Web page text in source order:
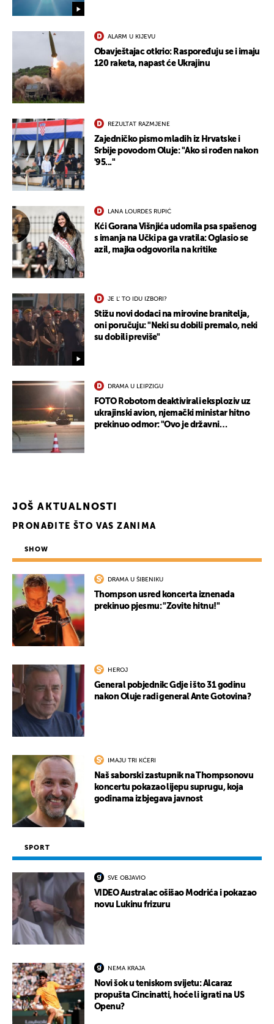
ALARM U KIJEVU
Obavještajac otkrio: Raspoređuju se i imaju
120 raketa, napast će Ukrajinu
REZULTAT RAZMJENE
Zajedničko pismo mladih iz Hrvatske i
Srbije povodom Oluje: "Ako si rođen nakon
'95..."
LANA LOURDES RUPIĆ
Kći Gorana Višnjića udomila psa spašenog
s imanja na Učki pa ga vratila: Oglasio se
azil, majka odgovorila na kritike
JE L' TO IDU IZBORI?
Stižu novi dodaci na mirovine branitelja,
oni poručuju: "Neki su dobili premalo, neki
su dobili previše"
DRAMA U LEIPZIGU
FOTO Robotom deaktivirali eksploziv uz
ukrajinski avion, njemački ministar hitno
prekinuo odmor: "Ovo je državni
JOŠ AKTUALNOSTI
PRONAĐITE ŠTO VAS ZANIMA
SHOW
DRAMA U ŠIBENIKU
Thompson usred koncerta iznenada
prekinuo pjesmu: "Zovite hitnu!"
HEROJ
General pobjednik: Gdje i što 31 godinu
nakon Oluje radi general Ante Gotovina?
IMAJU TRI KĆERI
Naš saborski zastupnik na Thompsonovu
koncertu pokazao lijepu suprugu, koja
godinama izbjegava javnost
SPORT
SVE OBJAVIO
VIDEO Australac ošišao Modrića i pokazao
novu Lukinu frizuru
NEMA KRAJA
Novi šok u teniskom svijetu: Alcaraz
propušta Cincinatti, hoće li igrati na US
Openu?
UKLJUČITE NOTIFIKACIJE